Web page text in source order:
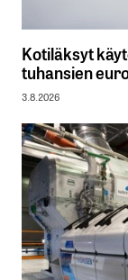
Kotiläksyt
tuhansien
3.8.2026